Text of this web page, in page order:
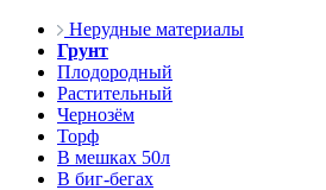
Нерудные материалы
Грунт
Плодородный
Растительный
Чернозём
Торф
В мешках 50л
В биг-бегах